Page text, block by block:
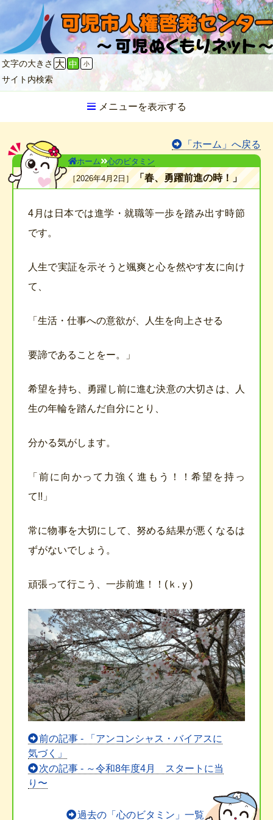
文字の大きさ 大 中 小
サイト内検索
メニューを表示する
「ホーム」へ戻る
ホーム
心のビタミン
2026年4月2日
「春、勇躍前進の時！」
4月は日本では進学・就職等一歩を踏み出す時節
です。
人生で実証を示そうと颯爽と心を然やす友に向け
て、
「生活・仕事への意欲が、人生を向上させる
要諦であることをー。」
希望を持ち、勇躍し前に進む決意の大切さは、人
生の年輪を踏んだ自分にとり、
分かる気がします。
「前に向かって力強く進もう！！希望を持っ
て!!」
常に物事を大切にして、努める結果が悪くなるは
ずがないでしょう。
頑張って行こう、一歩前進！！(ｋ.ｙ)
前
後
の
記
前の記事 - 「アンコンシャス・バイアスに
気づく」
次の記事 - ～令和8年度4月 スタートに当
り〜
過去の「心のビタミン」一覧